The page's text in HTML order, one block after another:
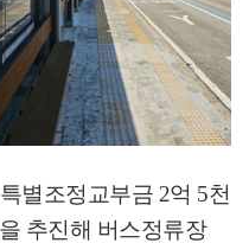
별조정교부금 2억 5천
추진해 버스정류장